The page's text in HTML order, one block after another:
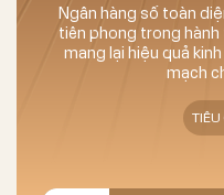
Ngân hàng số toàn
tiên phong trong
mang lại hiệu quả
mạch
TIÊU